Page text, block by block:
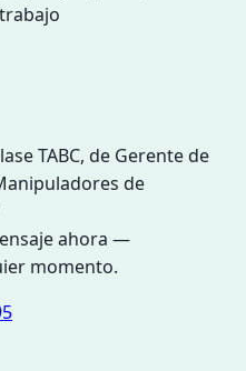
TABC, de Gerente de
de
ahora —
momento.